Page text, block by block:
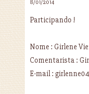
8/01/2014
Participando !
Nome : Girlene
Comentarista :
E-mail :